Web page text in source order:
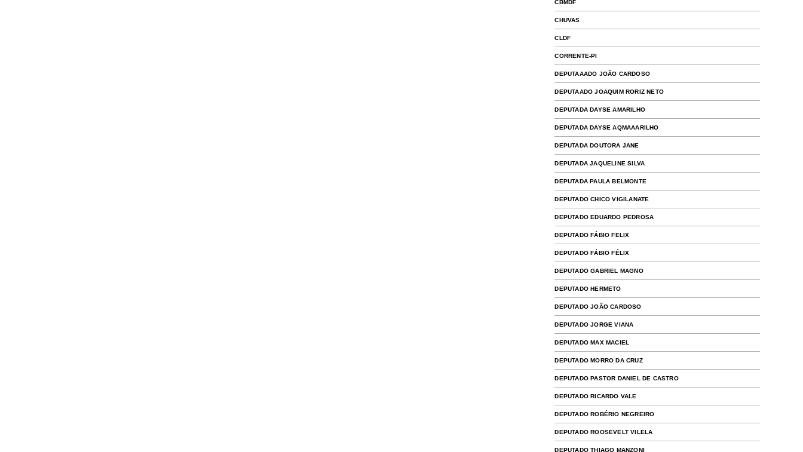
CBMDF
CHUVAS
CLDF
CORRENTE-PI
DEPUTAAADO JOÃO CARDOSO
DEPUTAADO JOAQUIM RORIZ NETO
DEPUTADA DAYSE AMARILHO
DEPUTADA DAYSE AQMAAARILHO
DEPUTADA DOUTORA JANE
DEPUTADA JAQUELINE SILVA
DEPUTADA PAULA BELMONTE
DEPUTADO CHICO VIGILANATE
DEPUTADO EDUARDO PEDROSA
DEPUTADO FÁBIO FELIX
DEPUTADO FÁBIO FÉLIX
DEPUTADO GABRIEL MAGNO
DEPUTADO HERMETO
DEPUTADO JOÃO CARDOSO
DEPUTADO JORGE VIANA
DEPUTADO MAX MACIEL
DEPUTADO MORRO DA CRUZ
DEPUTADO PASTOR DANIEL DE CASTRO
DEPUTADO RICARDO VALE
DEPUTADO ROBÉRIO NEGREIRO
DEPUTADO ROOSEVELT VILELA
DEPUTADO THIAGO MANZONI